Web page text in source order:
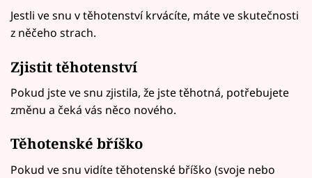
Jestli ve snu v těhotenství krvácíte, máte ve skutečnosti
z něčeho strach.
Zjistit těhotenství
Pokud jste ve snu zjistila, že jste těhotná, potřebujete
změnu a čeká vás něco nového.
Těhotenské bříško
Pokud ve snu vidíte těhotenské bříško (svoje nebo